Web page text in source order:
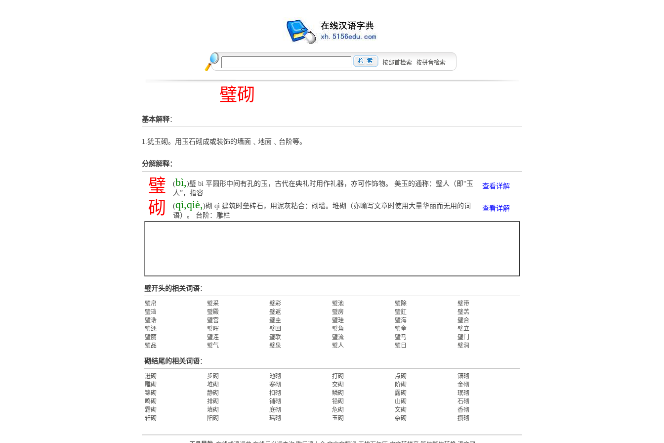
按部首检索 按拼音检索
璧砌
基本解释：
1.犹玉砌。用玉石砌成或装饰的墙面﹑地面﹑台阶等。
分解解释：
璧 (bì,)璧 bì 平圆形中间有孔的玉，古代在典礼时用作礼器，亦可作饰物。 美玉的通称：璧人（即“玉
人”，指容
查看详解
砌 (qì,qiè,)砌 qì 建筑时垒砖石，用泥灰粘合：砌墙。堆砌（亦喻写文章时使用大量华丽而无用的词
语）。 台阶：雕栏
查看详解
璧开头的相关词语：
璧帛 璧采 璧彩 璧池 璧除
璧带
璧珰
璧殿 璧返 璧房 璧釭
璧羔
璧诰
璧宫 璧圭 璧珪 璧海
璧合
璧还
璧晖 璧回 璧角 璧奎
璧立
璧丽
璧连 璧联 璧流 璧马
璧门
璧品
璧气 璧泉 璧人 璧日 璧润
砌结尾的相关词语：
迸砌 步砌 池砌 打砌 点砌
钿砌
雕砌
堆砌 寒砌 交砌 阶砌
金砌
锦砌
静砌 扣砌 鳞砌 露砌
珉砌
鸣砌
排砌 铺砌 铅砌 山砌
石砌
霜砌
填砌 庭砌 危砌 文砌
香砌
轩砌
阳砌 瑶砌 玉砌 杂砌 攒砌